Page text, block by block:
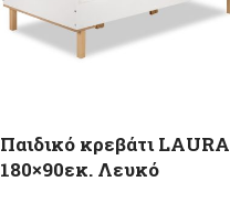
Παιδικό κρεβάτι LAURA
180×90εκ. Λευκό